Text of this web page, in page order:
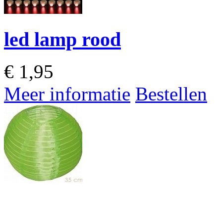
led lamp rood
€ 1,95
Meer informatie Bestellen